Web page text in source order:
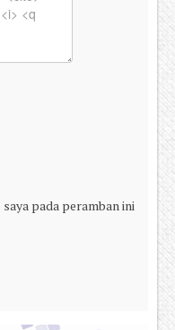
pada peramban ini